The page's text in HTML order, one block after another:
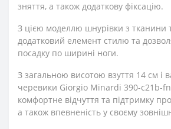
зняття, а також додаткову фіксацію.
З цією моделлю шнурівки з тканини
додатковий елемент стилю та
посадку по ширині ноги.
З загальною висотою взуття 14 см і
черевики Giorgio Minardi 390-c21b-
комфортне відчуття та підтримку
а також впевненість у своєму